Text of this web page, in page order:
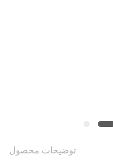
توضیحات محصول